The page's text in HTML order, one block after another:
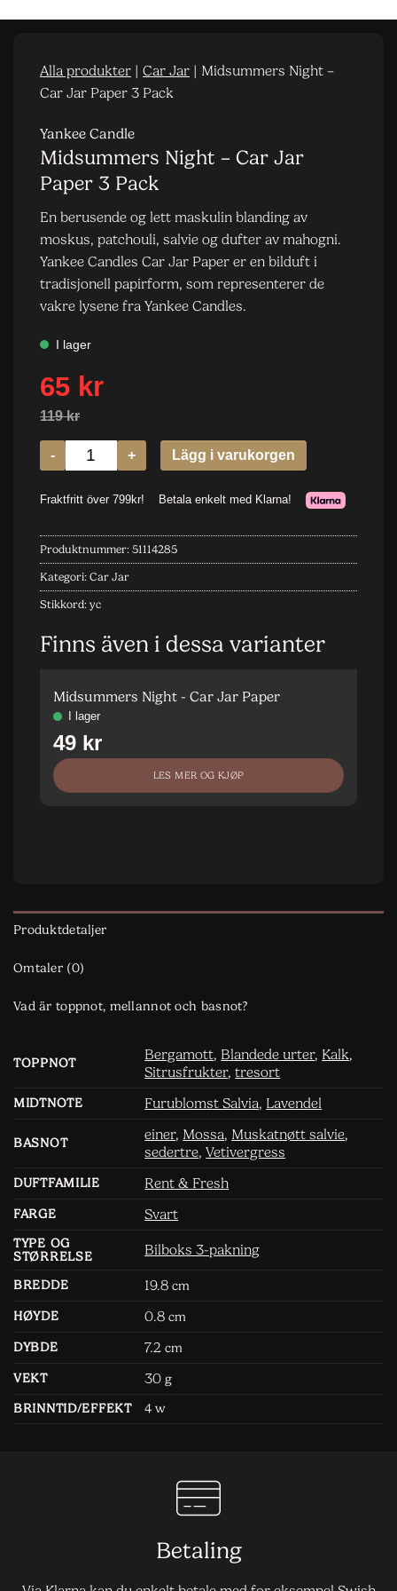
Produktdetaljer
Omtaler (0)
Vad är toppnot, mellannot och basnot?
TOPPNOT
Bergamott, Blandede urter, Kalk,
Sitrusfrukter,tresort
MIDTNOTE Furublomst Salvia, Lavendel
BASNOT
einer, Mossa, Muskatnøtt salvie,
sedertre,Vetivergress
DUFTFAMILIE Rent & Fresh
FARGE Svart
TYPE OG
STØRRELSE
Bilboks 3-pakning
BREDDE 19.8 cm
HØYDE
0.8 cm
DYBDE
7.2 cm
VEKT
30 g
BRINNTID/EFFEKT
4 w
Alla produkter | Car Jar | Midsummers Night –
Car Jar Paper 3 Pack
Yankee Candle
Midsummers Night – Car Jar
Paper 3 Pack
En berusende og lett maskulin blanding av
moskus, patchouli, salvie og dufter av mahogni.
Yankee Candles Car Jar Paper er en bilduft i
tradisjonell papirform, som representerer de
vakre lysene fra Yankee Candles.
Produktnummer: 51114285
Kategori: Car Jar
Stikkord: yc
Finns även i dessa varianter
Midsummers Night - Car Jar Paper
LES MER OG KJØP
Betaling